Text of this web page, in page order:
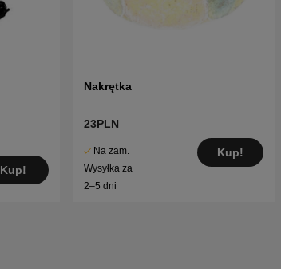
Kup!
Nakrętka
23PLN
Na zam.
Wysyłka za
2–5 dni
Kup!